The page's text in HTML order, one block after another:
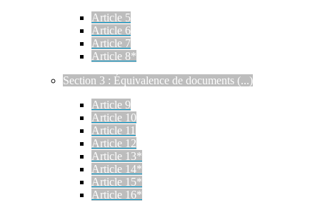
Article 5
Article 6
Article 7
Article 8*
Section 3 : Équivalence de documents (...)
Article 9
Article 10
Article 11
Article 12
Article 13*
Article 14*
Article 15*
Article 16*